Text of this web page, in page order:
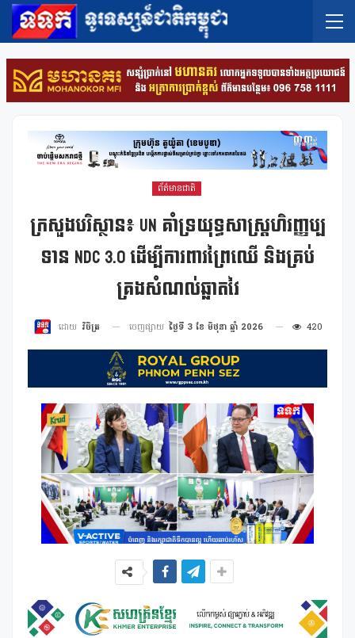
ព័ត៌មានជាតិ
ក្រសួងបរិស្ថាន៖ UN គាំទ្រយុទ្ធសាស្ត្រហិរញ្ញប្ប
ទាន NDC 3.0 ដើម្បីការពារព្រៃឈើ និងគ្រប់
គ្រងសំណល់ឆ្លាតវៃ
ដោយ វិចិត្រ ចេញផ្សាយ ថ្ងៃទី 3 ខែ មិថុនា ឆ្នាំ 2026 420